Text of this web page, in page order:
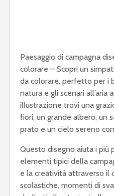
Paesaggio di campagna
colorare – Scopri un
da colorare, perfetto per i
natura e gli scenari all’aria
illustrazione trovi una
fiori, un grande albero, un
prato e un cielo sereno
Questo disegno aiuta i più
elementi tipici della
e la creatività attraverso il
scolastiche, momenti di